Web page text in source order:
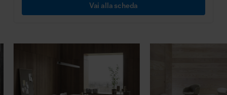
Vai alla scheda